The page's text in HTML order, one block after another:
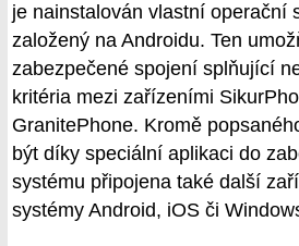
je nainstalován vlastní operační
založený na Androidu. Ten
zabezpečené spojení splňující
kritéria mezi zařízeními
GranitePhone. Kromě
být díky speciální aplikaci do
systému připojena také další
systémy Android, iOS či